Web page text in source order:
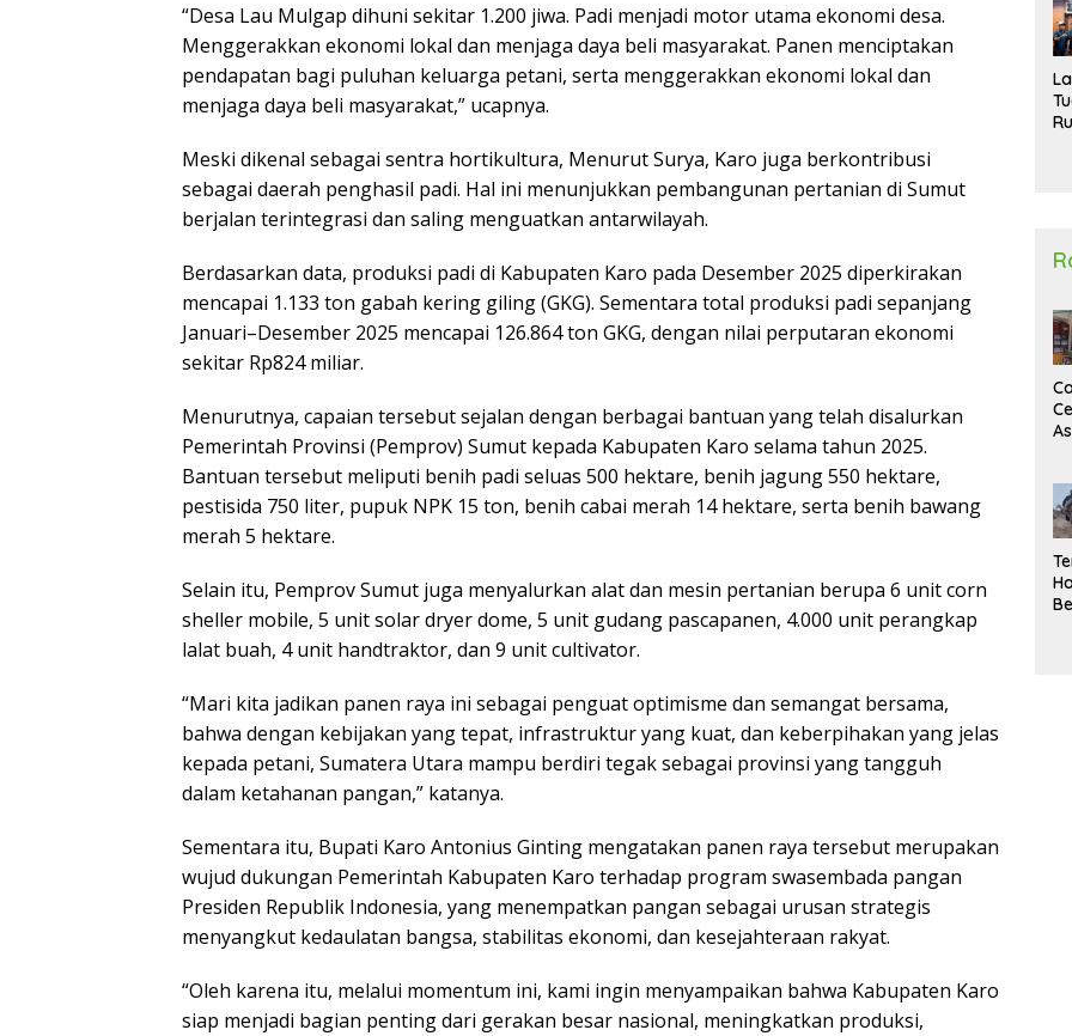
“Desa Lau Mulgap dihuni sekitar 1.200 jiwa. Padi menjadi motor utama ekonomi desa.
Menggerakkan ekonomi lokal dan menjaga daya beli masyarakat. Panen menciptakan
pendapatan bagi puluhan keluarga petani, serta menggerakkan ekonomi lokal dan
menjaga daya beli masyarakat,” ucapnya.
Meski dikenal sebagai sentra hortikultura, Menurut Surya, Karo juga berkontribusi
sebagai daerah penghasil padi. Hal ini menunjukkan pembangunan pertanian di Sumut
berjalan terintegrasi dan saling menguatkan antarwilayah.
Berdasarkan data, produksi padi di Kabupaten Karo pada Desember 2025 diperkirakan
mencapai 1.133 ton gabah kering giling (GKG). Sementara total produksi padi sepanjang
Januari–Desember 2025 mencapai 126.864 ton GKG, dengan nilai perputaran ekonomi
sekitar Rp824 miliar.
Menurutnya, capaian tersebut sejalan dengan berbagai bantuan yang telah disalurkan
Pemerintah Provinsi (Pemprov) Sumut kepada Kabupaten Karo selama tahun 2025.
Bantuan tersebut meliputi benih padi seluas 500 hektare, benih jagung 550 hektare,
pestisida 750 liter, pupuk NPK 15 ton, benih cabai merah 14 hektare, serta benih bawang
merah 5 hektare.
Selain itu, Pemprov Sumut juga menyalurkan alat dan mesin pertanian berupa 6 unit corn
sheller mobile, 5 unit solar dryer dome, 5 unit gudang pascapanen, 4.000 unit perangkap
lalat buah, 4 unit handtraktor, dan 9 unit cultivator.
“Mari kita jadikan panen raya ini sebagai penguat optimisme dan semangat bersama,
bahwa dengan kebijakan yang tepat, infrastruktur yang kuat, dan keberpihakan yang jelas
kepada petani, Sumatera Utara mampu berdiri tegak sebagai provinsi yang tangguh
dalam ketahanan pangan,” katanya.
Sementara itu, Bupati Karo Antonius Ginting mengatakan panen raya tersebut merupakan
wujud dukungan Pemerintah Kabupaten Karo terhadap program swasembada pangan
Presiden Republik Indonesia, yang menempatkan pangan sebagai urusan strategis
menyangkut kedaulatan bangsa, stabilitas ekonomi, dan kesejahteraan rakyat.
“Oleh karena itu, melalui momentum ini, kami ingin menyampaikan bahwa Kabupaten Karo
siap menjadi bagian penting dari gerakan besar nasional, meningkatkan produksi,